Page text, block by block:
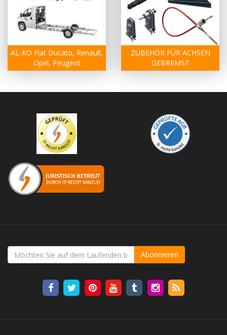
AL-KO Fiat Ducato, Renault,
Opel, Peugeot
ZUBEHÖR FÜR ACHSEN
GEBREMST
Abonnieren